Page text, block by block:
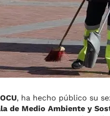
, ha hecho público su
de Medio Ambiente y